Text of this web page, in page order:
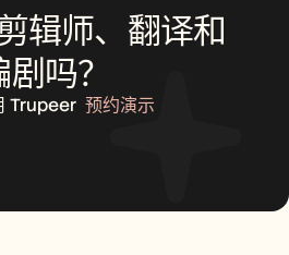
辑师、翻译和
吗？
Trupeer 预约演示